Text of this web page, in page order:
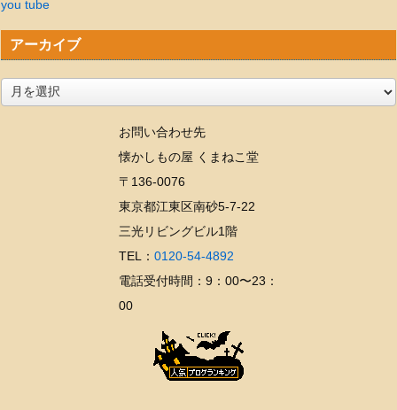
you tube
アーカイブ
お問い合わせ先
懐かしもの屋 くまねこ堂
〒136-0076
東京都江東区南砂5-7-22
三光リビングビル1階
TEL： 0120-54-4892
電話受付時間：9：00〜23：
00